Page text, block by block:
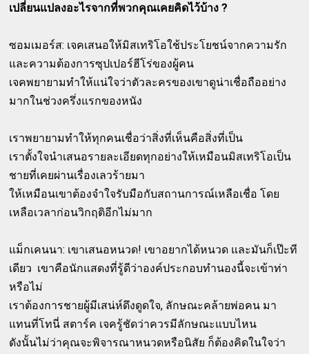
เปลี่ยนแปลงอะไรจากที่พวกคุณเคยคิดไว้บ้าง ?
ซอมเมอร์ส: เจคเสนอให้มิสเทริโอใช้ประโยชน์จากความรัก
และความต้องการซุปเปอร์ฮีโร่ของผู้คน
เจคพยายามทำให้แน่ใจว่าตัวละครของเขาดูน่าเชื่อถืออย่าง
มากในช่วงครึ่งแรกของหนัง
เราพยายามทำให้ทุกคนเชื่อว่าสิ่งที่เห็นคือสิ่งที่เป็น
เราตั้งใจนำเสนอรายละเอียดทุกอย่างให้เหมือนมิสเทริโอเป็น
ชายที่เคยผ่านเรื่องเลวร้ายมา
ให้เหมือนเขาต้องจำใจรับมือกับสถานการณ์เหลือเชื่อ โดย
เหลือเวลาก่อนวิกฤติอีกไม่มาก
แม็กเคนนา: เขาเสนอหนวด! เขาอยากได้หนวด และมันก็เป๊ะที
เดียว เขาคือนักแสดงที่รู้ดีว่าองค์ประกอบทำนองนี้จะเข้าท่า
หรือไม่
เราต้องการชายผู้มีเสน่ห์ดึงดูดใจ, ลักษณะคล้ายพ่อคน มา
แทนที่โทนี่ สตาร์ค เจครู้ชัดว่าควรมีลักษณะแบบไหน
ดังนั้นไม่ว่าคุณจะพิจารณาหนวดหรือนิสัย ก็ต้องคิดในใจว่า